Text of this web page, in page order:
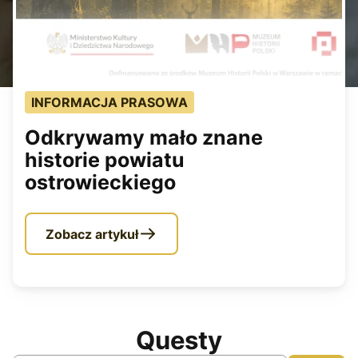
INFORMACJA PRASOWA
Odkrywamy mało znane
historie powiatu
ostrowieckiego
Zobacz artykuł
Pora dnia
Nocne
Województwo
Dolnośląskie
Łódzkie
Lubelskie
Questy